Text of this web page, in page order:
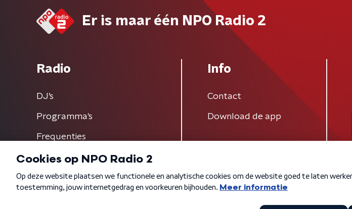
Er is maar één NPO Radio 2
Radio
DJ’s
Programma's
Frequenties
Info
Contact
Download de app
Algemene voorwaarden Privacybeleid